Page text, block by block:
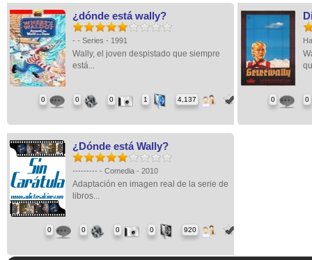
¿dónde está wally?
- - Series - 1991
Wally, el joven despistado que siempre
está...
0 0 0 1 4,137 0 0
¿Dónde está Wally?
--------- - Comedia - 2010
Adaptación en imagen real de la serie de
libros...
0 0 0 0 920